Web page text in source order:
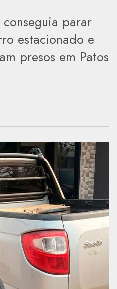
parar
estacionado e
presos em Patos